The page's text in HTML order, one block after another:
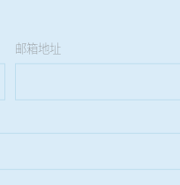
邮箱地址